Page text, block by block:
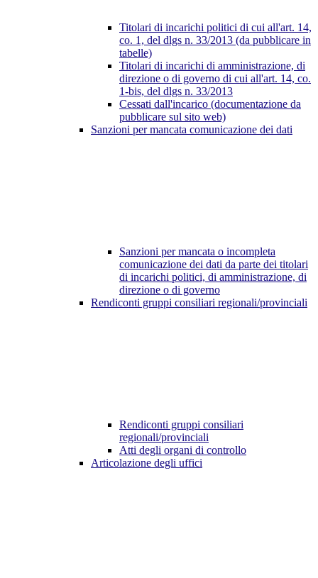
Titolari di incarichi politici di cui all'art. 14,
co. 1, del dlgs n. 33/2013 (da pubblicare in
tabelle)
Titolari di incarichi di amministrazione, di
direzione o di governo di cui all'art. 14, co.
1-bis, del dlgs n. 33/2013
Cessati dall'incarico (documentazione da
pubblicare sul sito web)
Sanzioni per mancata comunicazione dei dati
Sanzioni per mancata o incompleta
comunicazione dei dati da parte dei titolari
di incarichi politici, di amministrazione, di
direzione o di governo
Rendiconti gruppi consiliari regionali/provinciali
Rendiconti gruppi consiliari
regionali/provinciali
Atti degli organi di controllo
Articolazione degli uffici